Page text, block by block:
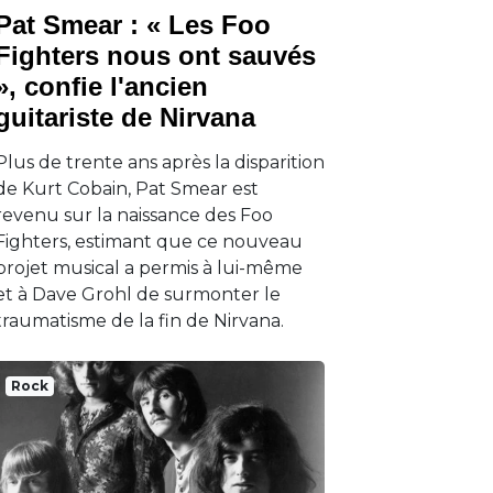
Smear : « Les Foo
nous ont sauvés
confie l'ancien
de Nirvana
de trente ans après la disparition
Kurt Cobain, Pat Smear est
sur la naissance des Foo
estimant que ce nouveau
musical a permis à lui-même
à Dave Grohl de surmonter le
de la fin de Nirvana.
Rock